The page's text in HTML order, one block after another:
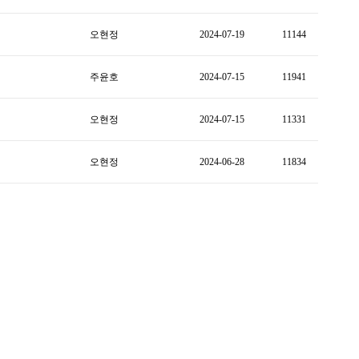
오현정 2024-07-19 11144
주윤호 2024-07-15 11941
오현정 2024-07-15 11331
오현정 2024-06-28 11834